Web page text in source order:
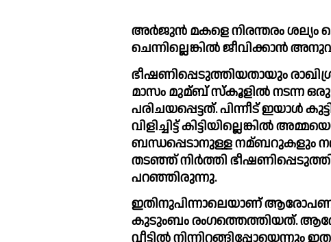
അര്‍ജുൻ മകളെ നിരന്തരം ശല്യം
ചെന്നില്ലെങ്കില്‍ ജീവിക്കാൻ
ഭീഷണിപ്പെടുത്തിയതായും
മാസം മുമ്ബ് സ്‌കൂളില്‍ നടന്ന ഒരു ക്യാമ്ബില്‍ വച്ചാണ് മകള്‍ യുവാവിനെ
പരിചയപ്പെട്ടത്. പിന്നീട്
വിളിച്ചിട്ട് കിട്ടിയില്ലെങ്കില്‍
ബന്ധപ്പെടാനുള്ള നമ്ബറുകളും
തടഞ്ഞ് നിര്‍ത്തി
പറഞ്ഞിരുന്നു.
ഇതിനുപിന്നാലെയാണ്
കുടുംബം രംഗത്തെത്തിയത്.
വീട്ടില്‍ നിന്നിറങ്ങിപ്പോയെന്നും